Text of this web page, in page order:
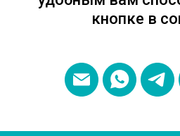
кнопке в